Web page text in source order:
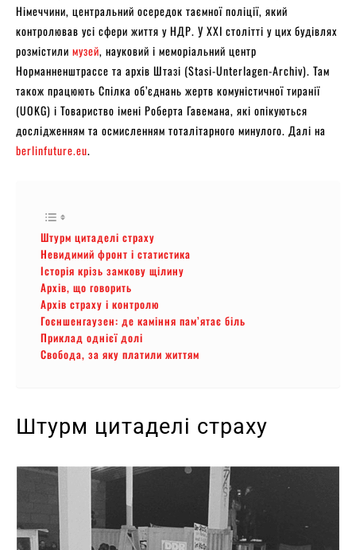
Німеччини, центральний осередок таємної поліції, який
контролював усі сфери життя у НДР. У XXI столітті у цих будівлях
розмістили музей, науковий і меморіальний центр
Норманненштрассе та архів Штазі (Stasi-Unterlagen-Archiv). Там
також працюють Спілка об’єднань жертв комуністичної тиранії
(UOKG) і Товариство імені Роберта Гавемана, які опікуються
дослідженням та осмисленням тоталітарного минулого. Далі на
berlinfuture.eu.
Штурм цитаделі страху
Невидимий фронт і статистика
Історія крізь замкову щілину
Архів, що говорить
Архів страху і контролю
Гоєншенгаузен: де каміння пам’ятає біль
Приклад однієї долі
Свобода, за яку платили життям
Штурм цитаделі страху